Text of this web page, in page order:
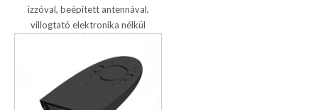
izzóval, beépített antennával,
villogtató elektronika nélkül